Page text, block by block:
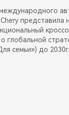
представила
глобальной
семьи») до 2030г.